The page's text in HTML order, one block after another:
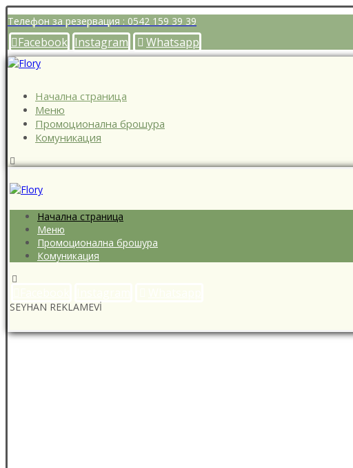
Телефон за резервация : 0542 159 39 39
Facebook Instagram Whatsapp
Начална страница
Меню
Промоционална брошура
Комуникация
Начална страница
Меню
Промоционална брошура
Комуникация
SEYHAN REKLAMEVİ